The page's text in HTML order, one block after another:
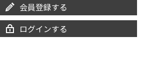
会員登録する
ログインする